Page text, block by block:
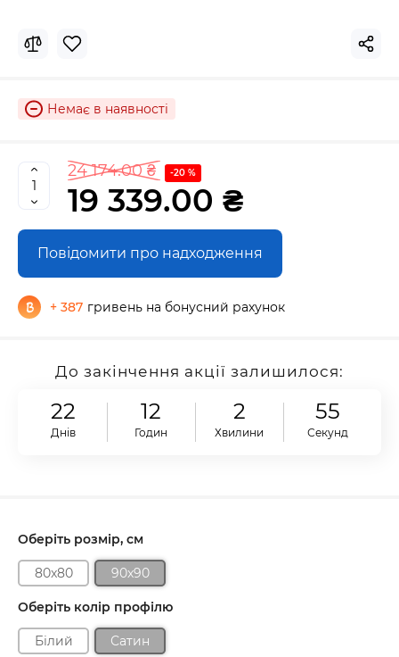
Немає в наявності
24 174.00 ₴ -20 %
19 339.00 ₴
Повідомити про надходження
+ 387 гривень на бонусний рахунок
До закінчення акції залишилося:
22
Днів
12
Годин
2
Хвилини
54
Секунд
Оберіть розмір, см
80x80 90x90
Оберіть колір профілю
Білий Сатин